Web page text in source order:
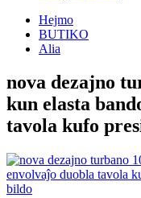
Hejmo
BUTIKO
Alia
nova dezajno
kun elasta
tavola kufo